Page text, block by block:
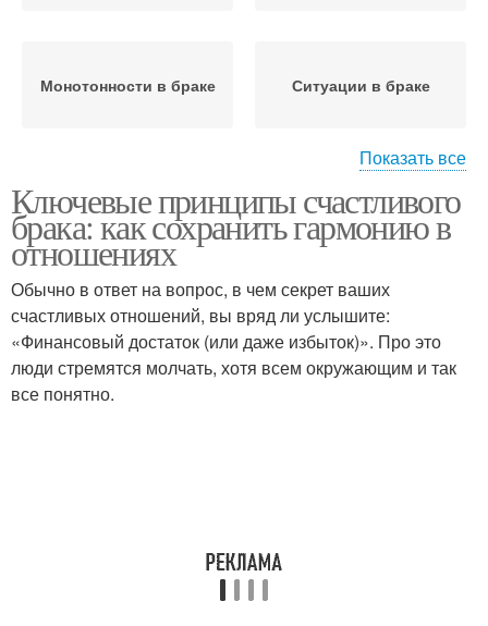
Монотонности в браке Ситуации в браке
Счастливые отношения Роли в браке
Показать все
Ключевые принципы счастливого
брака: как сохранить гармонию в
отношениях
Обычно в ответ на вопрос, в чем секрет ваших
счастливых отношений, вы вряд ли услышите:
«Финансовый достаток (или даже избыток)». Про это
люди стремятся молчать, хотя всем окружающим и так
все понятно.